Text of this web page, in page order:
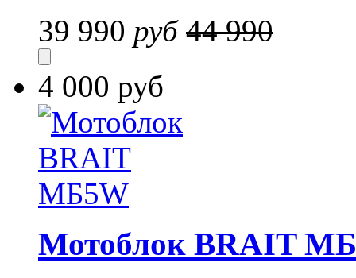
39 990 руб 44 990
4 000 руб
Мотоблок BRAIT